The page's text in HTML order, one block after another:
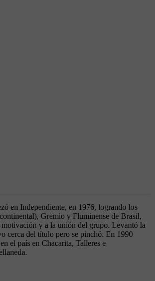
en Independiente, en 1976, logrando los
Gremio y Fluminense de Brasil,
y a la unión del grupo. Levantó la
cerca del título pero se pinchó. En 1990
el país en Chacarita, Talleres e